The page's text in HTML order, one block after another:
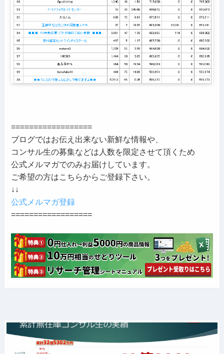
==================
ブログではお伝え出来ない新鮮な情報や、
コンサル生の募集などは人数を限定させて頂くため
公式メルマガでのみお届けしています。
ご希望の方はこちらからご登録下さい。
↓↓
公式メルマガ登録
==================